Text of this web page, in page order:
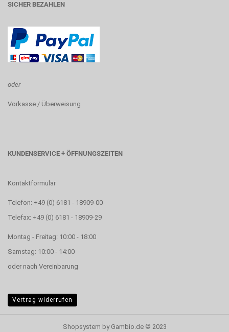
SICHER BEZAHLEN
oder
Vorkasse / Überweisung
KUNDENSERVICE + ÖFFNUNGSZEITEN
Kontaktformular
Telefon: +49 (0) 6181 - 18909-00
Telefax: +49 (0) 6181 - 18909-29
Montag - Freitag: 10:00 - 18:00
Samstag: 10:00 - 14:00
oder nach Vereinbarung
Vertrag widerrufen
Shopsystem by Gambio.de © 2023